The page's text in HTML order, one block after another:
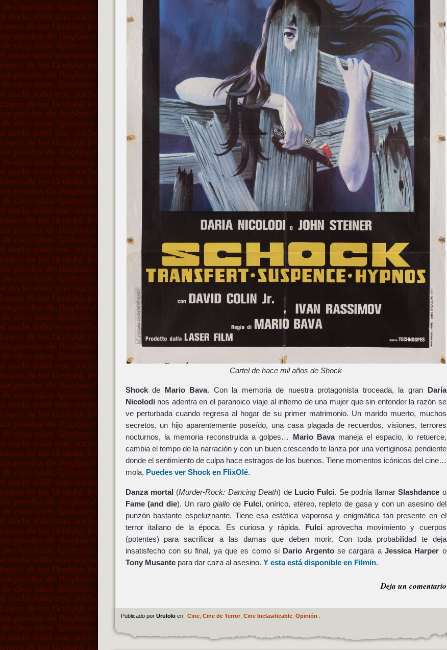
Cartel de hace mil años de Shock
Shockde Mario Bava. Con la memoria de nuestra protagonista troceada, la gran Daría
Nicolodi nos adentra en el paranoico viaje al infierno de una mujer que sin entender la razón se
ve perturbada cuando regresa al hogar de su primer matrimonio. Un marido muerto, muchos
secretos, un hijo aparentemente poseído, una casa plagada de recuerdos, visiones, terrores
nocturnos, la memoria reconstruida a golpes… Mario Bavamaneja el espacio, lo retuerce,
cambia el tempo de la narración y con un buen crescendo te lanza por una vertiginosa pendiente
donde el sentimiento de culpa hace estragos de los buenos. Tiene momentos icónicos del cine…
mola. Puedes ver Shock en FlixOlé.
Danza mortal (Murder-Rock: Dancing Death) de Lucio Fulci. Se podría llamarSlashdance o
Fame (and die). Un rarogiallo de Fulci, onírico, etéreo, repleto de gasa y con un asesino del
punzón bastante espeluznante. Tiene esa estética vaporosa y enigmática tan presente en el
terror italiano de la época. Es curiosa y rápida. Fulci aprovecha movimiento y cuerpos
(potentes) para sacrificar a las damas que deben morir. Con toda probabilidad te deja
insatisfecho con su final, ya que es como si Dario Argentose cargara a Jessica Harper o
Tony Musantepara dar caza al asesino. Y esta está disponible en Filmin.
Deja un comentario
Publicado por Uruloki en Cine, Cine de Terror, Cine Inclasificable, Opinión